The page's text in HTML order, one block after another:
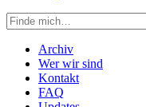
Suche
in
https://secondunit-
podcast.de/
Archiv
Wer wir sind
Kontakt
FAQ